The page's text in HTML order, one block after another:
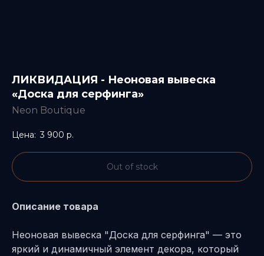
ЛИКВИДАЦИЯ - Неоновая вывеска
«Доска для серфинга»
Neon Boutique
3 900 р.
Out of stock
Описание товара
Неоновая вывеска "Доска для серфинга" — это
яркий и динамичный элемент декора, который